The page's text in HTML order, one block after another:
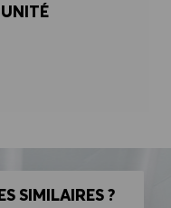
par e-mail
SIMILAIRES ?